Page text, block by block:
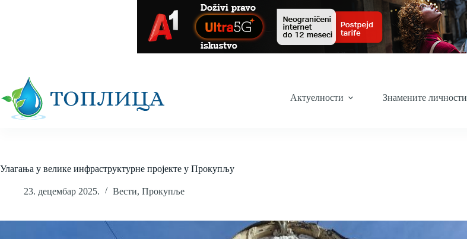
Актуелности Знамените личности
Улагања у велике инфраструктурне пројекте у Прокупљу
23. децембар 2025. Вести, Прокупље